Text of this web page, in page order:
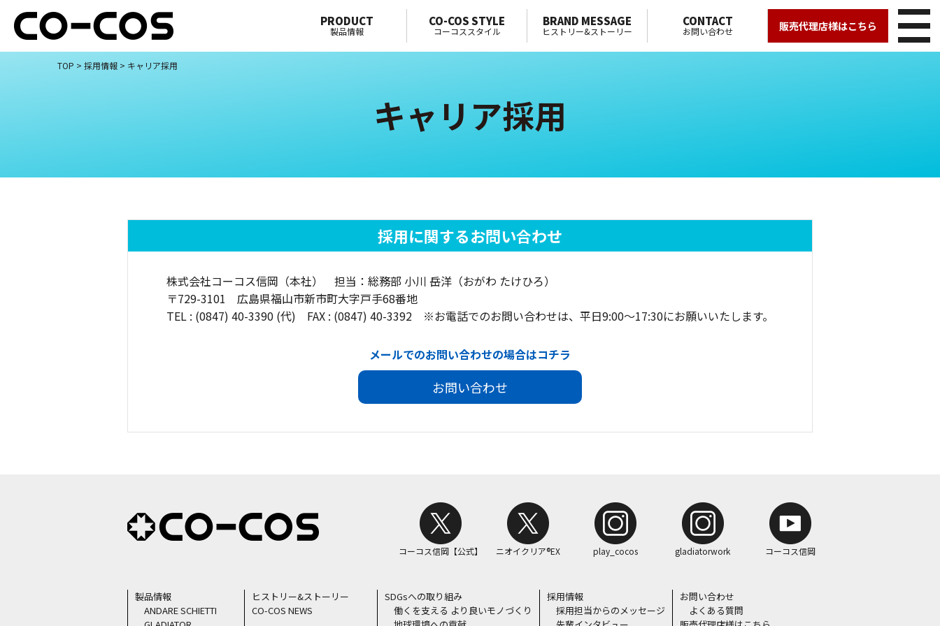
PRODUCT
製品情報
CO-COS STYLE
コーコススタイル
BRAND MESSAGE
ヒストリー&ストーリー
CONTACT
お問い合わせ 販売代理店様はこちら
TOP > 採用情報 > キャリア採用
キャリア採用
採用に関するお問い合わせ
株式会社コーコス信岡（本社） 担当：総務部 小川 岳洋（おがわ たけひろ）
〒729-3101 広島県福山市新市町大字戸手68番地
TEL : (0847) 40-3390 (代) FAX : (0847) 40-3392 ※お電話でのお問い合わせは、平日9:00～17:30にお願いいたします。
メールでのお問い合わせの場合はコチラ
お問い合わせ
コーコス信岡【公式】 ニオイクリア®EX play_cocos gladiatorwork コーコス信岡
製品情報
ANDARE SCHIETTI
ヒストリー&ストーリー
CO-COS NEWS
SDGsへの取り組み
働くを支える より良いモノづくり
採用情報
採用担当からのメッセージ
お問い合わせ
よくある質問